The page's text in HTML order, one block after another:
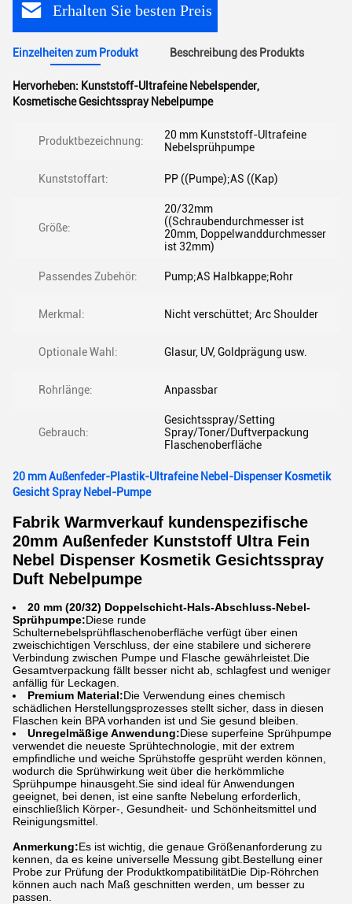
Erhalten Sie besten Preis
Einzelheiten zum Produkt Beschreibung des Produkts
Hervorheben: Kunststoff-Ultrafeine Nebelspender,
Kosmetische Gesichtsspray Nebelpumpe
Produktbezeichnung:
20 mm Kunststoff-Ultrafeine
Nebelsprühpumpe
Kunststoffart: PP ((Pumpe);AS ((Kap)
Größe:
20/32mm
((Schraubendurchmesser ist
20mm, Doppelwanddurchmesser
ist 32mm)
Passendes Zubehör: Pump;AS Halbkappe;Rohr
Merkmal: Nicht verschüttet; Arc Shoulder
Optionale Wahl: Glasur, UV, Goldprägung usw.
Rohrlänge: Anpassbar
Gebrauch:
Gesichtsspray/Setting
Spray/Toner/Duftverpackung
Flaschenoberfläche
20 mm Außenfeder-Plastik-Ultrafeine Nebel-Dispenser Kosmetik
Gesicht Spray Nebel-Pumpe
Fabrik Warmverkauf kundenspezifische
20mm Außenfeder Kunststoff Ultra Fein
Nebel Dispenser Kosmetik Gesichtsspray
Duft Nebelpumpe
20 mm (20/32) Doppelschicht-Hals-Abschluss-Nebel-
Sprühpumpe:Diese runde
Schulternebelsprühflaschenoberfläche verfügt über einen
zweischichtigen Verschluss, der eine stabilere und sicherere
Verbindung zwischen Pumpe und Flasche gewährleistet.Die
Gesamtverpackung fällt besser nicht ab, schlagfest und weniger
anfällig für Leckagen.
Premium Material:Die Verwendung eines chemisch
schädlichen Herstellungsprozesses stellt sicher, dass in diesen
Flaschen kein BPA vorhanden ist und Sie gesund bleiben.
Unregelmäßige Anwendung:Diese superfeine Sprühpumpe
verwendet die neueste Sprühtechnologie, mit der extrem
empfindliche und weiche Sprühstoffe gesprüht werden können,
wodurch die Sprühwirkung weit über die herkömmliche
Sprühpumpe hinausgeht.Sie sind ideal für Anwendungen
geeignet, bei denen, ist eine sanfte Nebelung erforderlich,
einschließlich Körper-, Gesundheit- und Schönheitsmittel und
Reinigungsmittel.
Anmerkung:Es ist wichtig, die genaue Größenanforderung zu
kennen, da es keine universelle Messung gibt.Bestellung einer
Probe zur Prüfung der ProduktkompatibilitätDie Dip-Röhrchen
können auch nach Maß geschnitten werden, um besser zu
passen.